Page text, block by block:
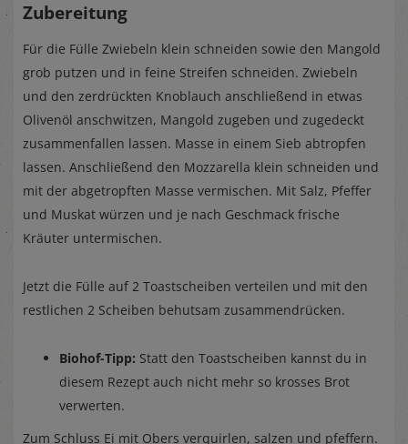
Zubereitung
Für die Fülle Zwiebeln klein schneiden sowie den Mangold
grob putzen und in feine Streifen schneiden. Zwiebeln
und den zerdrückten Knoblauch anschließend in etwas
Olivenöl anschwitzen, Mangold zugeben und zugedeckt
zusammenfallen lassen. Masse in einem Sieb abtropfen
lassen. Anschließend den Mozzarella klein schneiden und
mit der abgetropften Masse vermischen. Mit Salz, Pfeffer
und Muskat würzen und je nach Geschmack frische
Kräuter untermischen.
Jetzt die Fülle auf 2 Toastscheiben verteilen und mit den
restlichen 2 Scheiben behutsam zusammendrücken.
Biohof-Tipp: Statt den Toastscheiben kannst du in
diesem Rezept auch nicht mehr so krosses Brot
verwerten.
Zum Schluss Ei mit Obers verquirlen, salzen und pfeffern.